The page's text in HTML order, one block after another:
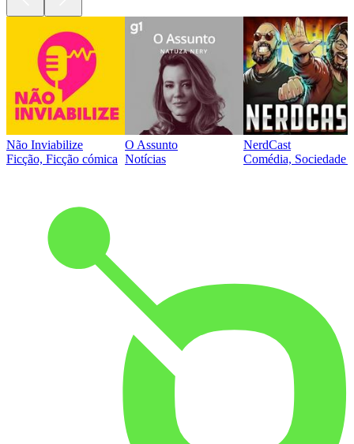
Não Inviabilize
Ficção, Ficção cómica
O Assunto
Notícias
NerdCast
Comédia, Sociedade